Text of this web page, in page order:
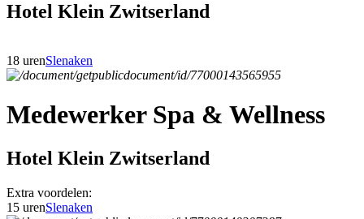
Hotel Klein Zwitserland
18 urenSlenaken
Medewerker Spa & Wellness
Hotel Klein Zwitserland
Extra voordelen:
15 urenSlenaken